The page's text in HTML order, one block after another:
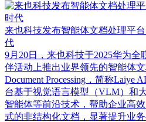
来也科技发布智能体文档处理平
代
9月20日，来也科技于2025华为
伴活动上推出业界领先的智能体
Document Processing，简称Laiye
台基于视觉语言模型（VLM）和
智能体等前沿技术，帮助企业高
式的非结构化文档，显著提升业